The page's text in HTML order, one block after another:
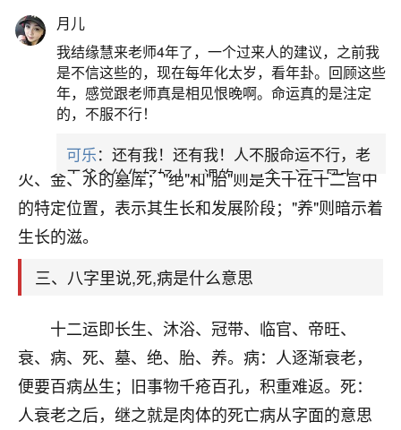
生算命的意思
在八字命理中，病死墓绝胎养长生这些概念用
来描述五行旺衰和命局的特性。首先，"病"和"死"并
非绝对的厄运，而是指五行中的忌神处于衰弱状
态；"墓"象征收藏和封闭，辰戌丑未分别对应木、
火、金、水的墓库；"绝"和"胎"则是天干在十二宫中
的特定位置，表示其生长和发展阶段；"养"则暗示着
生长的滋。
三、八字里说,死,病是什么意思
十二运即长生、沐浴、冠带、临官、帝旺、
衰、病、死、墓、绝、胎、养。病：人逐渐衰老，
便要百病丛生；旧事物千疮百孔，积重难返。死：
人衰老之后，继之就是肉体的死亡病从字面的意思
月儿
我结缘慧来老师4年了，一个过来人的建议，之前我
是不信这些的，现在每年化太岁，看年卦。回顾这些
年，感觉跟老师真是相见恨晚啊。命运真的是注定
的，不服不行！
可乐：还有我！还有我！人不服命运不行，老
天爷会给你好好上一课的。一命二运三风水，
哪样不服都不行！
平安是福：我也是每年找老师化太岁，看年
卦，认识老师3年了，都是缘分啊！
17分钟前 来自湖北
心若莲花
我是做餐饮的，这两年，生意屡屡受挫，店开一家关
一家，要么生意不好，生意好的就出事。前些年攒的
家底快败光了，真是倒霉！我也想找人看看到底怎么
回事？